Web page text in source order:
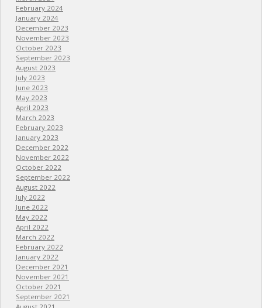
February 2024
January 2024
December 2023
November 2023
October 2023
September 2023
August 2023
July 2023
June 2023
May 2023
April 2023
March 2023
February 2023
January 2023
December 2022
November 2022
October 2022
September 2022
August 2022
July 2022
June 2022
May 2022
April 2022
March 2022
February 2022
January 2022
December 2021
November 2021
October 2021
September 2021